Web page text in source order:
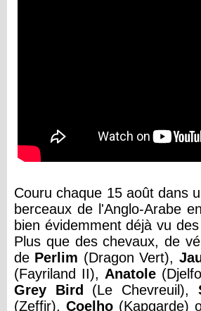
Couru chaque 15 août dans
berceaux de l'Anglo-Arabe
bien évidemment déjà vu
Plus que des chevaux, de
de Perlim (Dragon Vert),
(Fayriland II), Anatole
Grey
Bird (Le Chevreuil),
(Zeffir), Coelho (Kapgarde)